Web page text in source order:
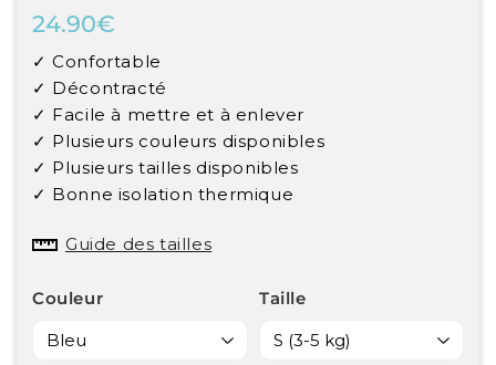
24.90€
Unit
price
✓ Confortable
✓ Décontracté
✓ Facile à mettre et à enlever
✓ Plusieurs couleurs disponibles
✓ Plusieurs tailles disponibles
✓ Bonne isolation thermique
Guide des tailles
Couleur Taille